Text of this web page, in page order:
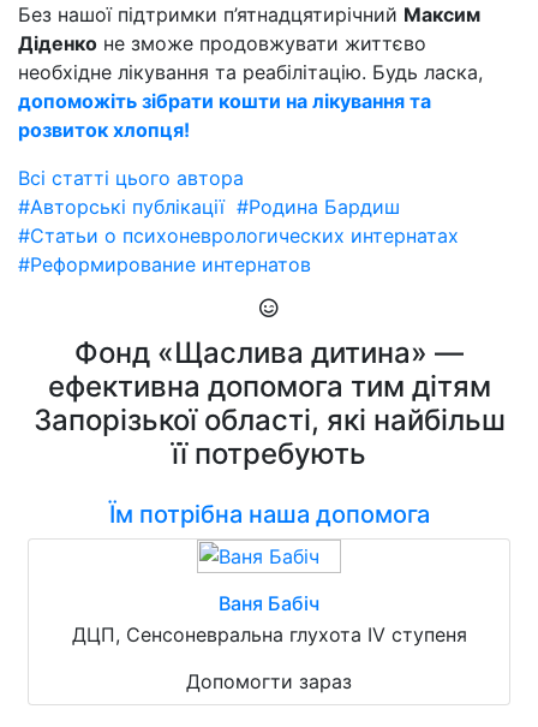
Без нашої підтримки п’ятнадцятирічний Максим
Діденко не зможе продовжувати життєво
необхідне лікування та реабілітацію. Будь ласка,
допоможіть зібрати кошти на лікування та
розвиток хлопця!
Всі статті цього автора
#Авторські публікації #Родина Бардиш
#Статьи о психоневрологических интернатах
#Реформирование интернатов
Фонд «Щаслива дитина» —
ефективна допомога тим дітям
Запорізької області, які найбільш
її потребують
Їм потрібна наша допомога
Ваня Бабіч
ДЦП, Сенсоневральна глухота IV ступеня
Допомогти зараз